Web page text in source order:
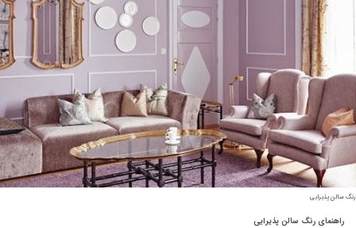
رنگ سالن پذیرایی
راهنمای رنگ سالن پذیرایی